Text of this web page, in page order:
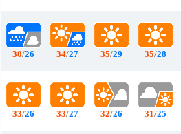
30/26
33/26
34/27
33/27
35/29
32/26
35/28
31/25